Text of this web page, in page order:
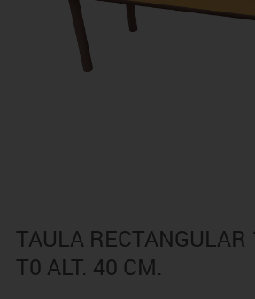
TAULA
T0 ALT. 40 CM.